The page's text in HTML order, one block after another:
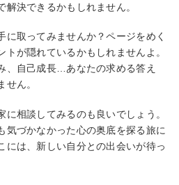
決できるかもしれません。
に取ってみませんか？ページをめく
が隠れているかもしれませんよ。
、自己成長…あなたの求める答え
ん。
に相談してみるのも良いでしょう。
気づかなかった心の奥底を探る旅に
には、新しい自分との出会いが待っ